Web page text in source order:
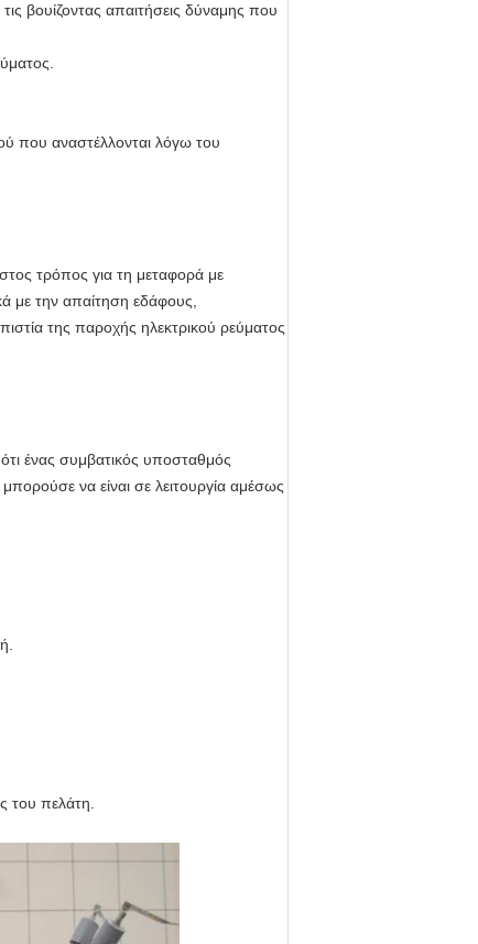
βουίζοντας απαιτήσεις δύναμης που
που αναστέλλονται λόγω του
τρόπος για τη μεταφορά με
με την απαίτηση εδάφους,
της παροχής ηλεκτρικού ρεύματος
ένας συμβατικός υποσταθμός
να είναι σε λειτουργία αμέσως
του πελάτη.